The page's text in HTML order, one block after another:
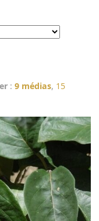
:9 médias, 15